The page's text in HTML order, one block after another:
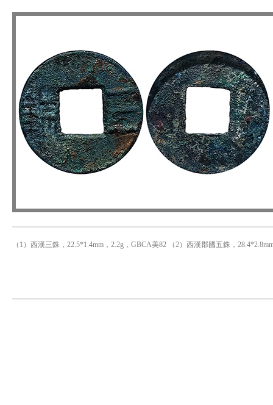
（1）西漢三銖，22.5*1.4mm，2.2g，GBCA美82 （2）西漢郡國五銖，